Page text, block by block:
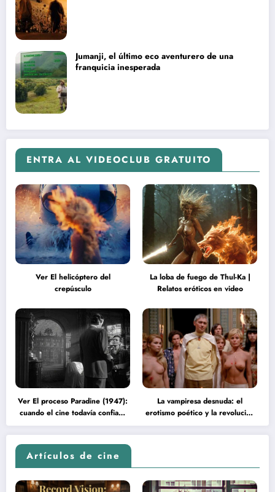
Jumanji, el último eco aventurero de una
franquicia inesperada
ENTRA AL VIDEOCLUB GRATUITO
Ver El helicóptero del
crepúsculo
La loba de fuego de Thul-Ka |
Relatos eróticos en video
Ver El proceso Paradine (1947):
cuando el cine todavía confiaba
en la inteligencia del espectador
La vampiresa desnuda: el
erotismo poético y la revolución
psicodélica de Jean Rollin
Artículos de cine